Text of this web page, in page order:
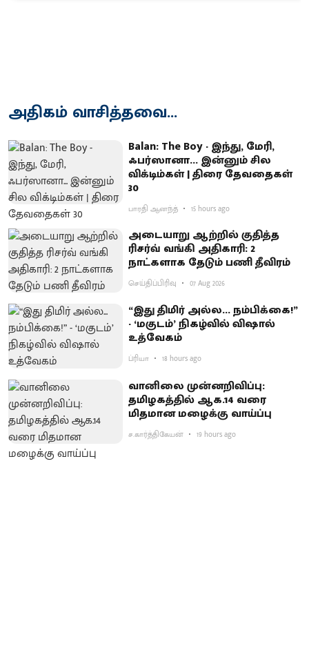
அதிகம் வாசித்தவை...
Balan: The Boy - இந்து, மேரி,
ஃபர்ஸானா... இன்னும் சில
விக்டிம்கள் | திரை தேவதைகள்
30
பாரதி ஆனந்த் 15 hours ago
அடையாறு ஆற்றில் குதித்த
ரிசர்வ் வங்கி அதிகாரி: 2
நாட்களாக தேடும் பணி தீவிரம்
செய்திப்பிரிவு 07 Aug 2026
“இது திமிர் அல்ல... நம்பிக்கை!”
- ‘மகுடம்’ நிகழ்வில் விஷால்
உத்வேகம்
ப்ரியா 18 hours ago
வானிலை முன்னறிவிப்பு:
தமிழகத்தில் ஆக.14 வரை
மிதமான மழைக்கு வாய்ப்பு
ச.கார்த்திகேயன் 19 hours ago